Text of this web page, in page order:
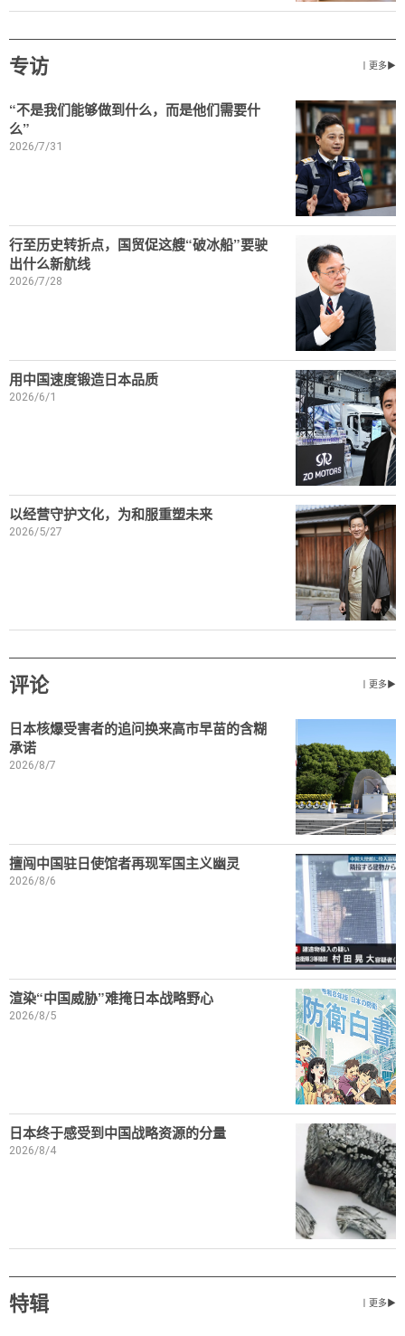
专访 丨更多▶
“不是我们能够做到什么，而是他们需要什
么”
2026/7/31
行至历史转折点，国贸促这艘“破冰船”要驶
出什么新航线
2026/7/28
用中国速度锻造日本品质
2026/6/1
以经营守护文化，为和服重塑未来
2026/5/27
评论 丨更多▶
日本核爆受害者的追问换来高市早苗的含糊
承诺
2026/8/7
擅闯中国驻日使馆者再现军国主义幽灵
2026/8/6
渲染“中国威胁”难掩日本战略野心
2026/8/5
日本终于感受到中国战略资源的分量
2026/8/4
特辑 丨更多▶